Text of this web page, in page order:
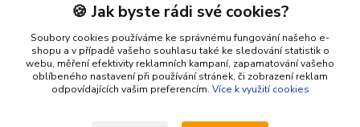
Kontakty
shop@racing-tuning-shop.cz
🍪 Jak byste rádi své cookies?
Soubory cookies používáme ke správnému fungování našeho e-
shopu a v případě vašeho souhlasu také ke sledování statistik o
webu, měření efektivity reklamních kampaní, zapamatování vašeho
oblíbeného nastavení při používání stránek, či zobrazení reklam
odpovídajících vašim preferencím. Více k využití cookies